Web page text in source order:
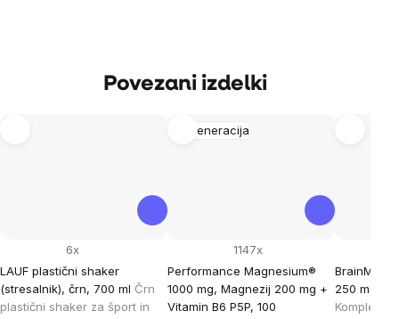
Povezani izdelki
LAUF plastični shaker
(stresalnik), črn, 700 ml Črn
plastični shaker za šport in
6x
Regeneracija
Performance Magnesium®
1000 mg, Magnezij 200 mg +
Vitamin B6 P5P, 100
1147x
BrainMax
250 mg,
Kompleks